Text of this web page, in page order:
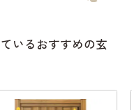
いるおすすめの玄